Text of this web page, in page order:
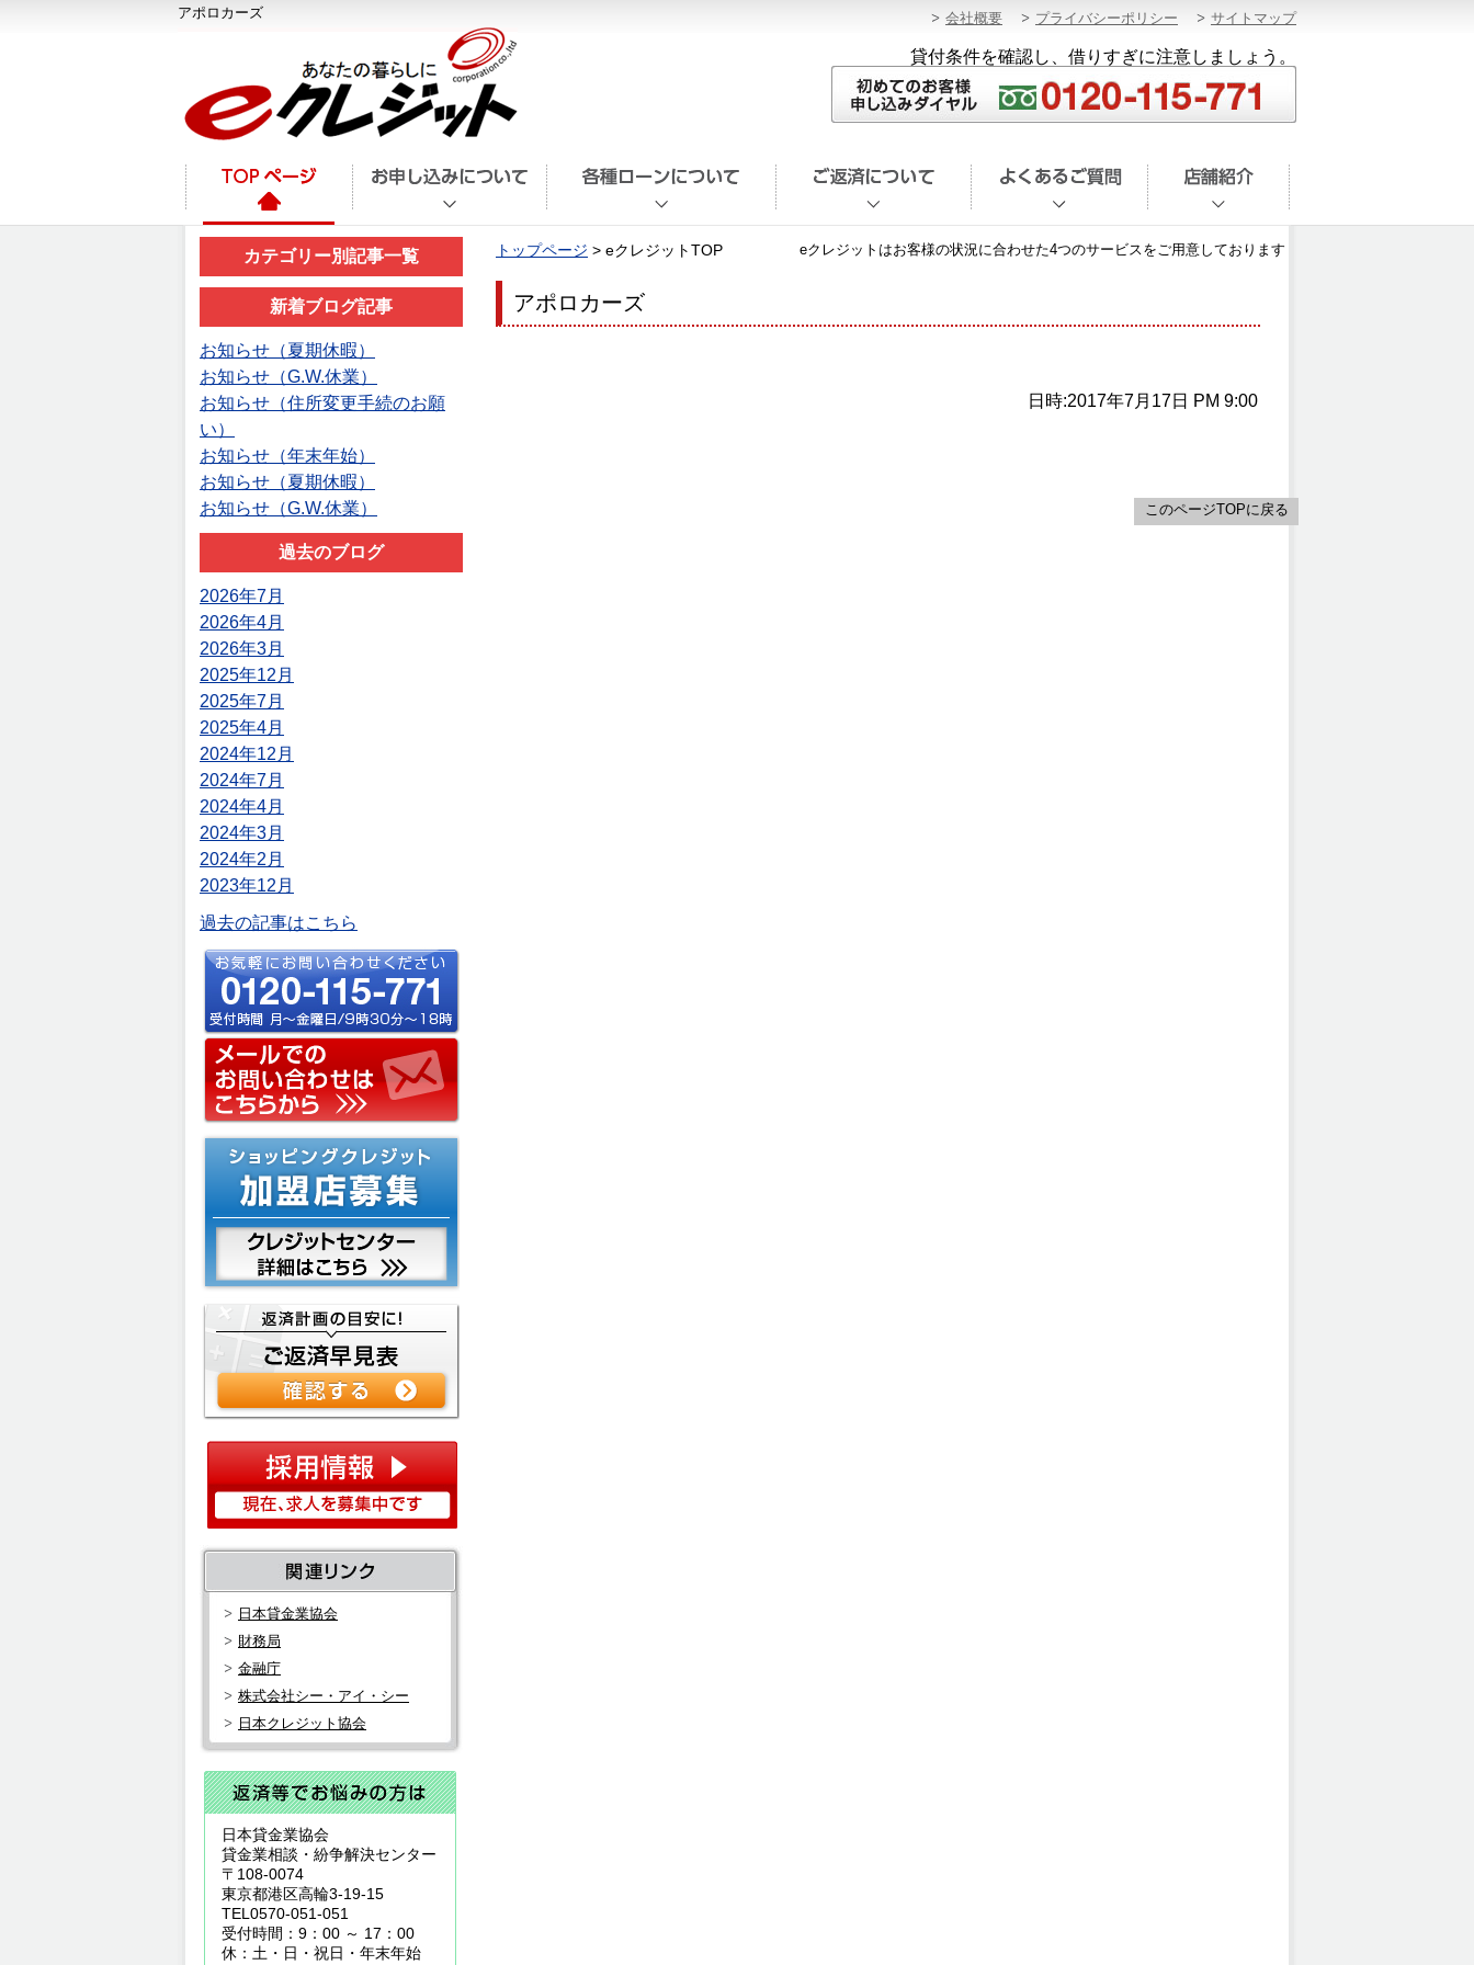
アポロカーズ サイトマップ
プライバシーポリシー
会社概要
貸付条件を確認し、借りすぎに注意しましょう。
カテゴリー別記事一覧
新着ブログ記事
お知らせ（夏期休暇）
お知らせ（G.W.休業）
お知らせ（住所変更手続のお願
い）
お知らせ（年末年始）
お知らせ（夏期休暇）
お知らせ（G.W.休業）
過去のブログ
2026年7月
2026年4月
2026年3月
2025年12月
2025年7月
2025年4月
2024年12月
2024年7月
2024年4月
2024年3月
2024年2月
2023年12月
過去の記事はこちら
日本貸金業協会
財務局
金融庁
株式会社シー・アイ・シー
日本クレジット協会
日本貸金業協会
貸金業相談・紛争解決センター
〒108-0074
東京都港区高輪3-19-15
TEL0570-051-051
受付時間：9：00 ～ 17：00
休：土・日・祝日・年末年始
トップページ > eクレジットTOP eクレジットはお客様の状況に合わせた4つのサービスをご用意しております
アポロカーズ
日時:2017年7月17日 PM 9:00
このページTOPに戻る